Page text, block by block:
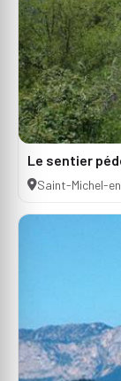
Le sentier
Saint-Michel-